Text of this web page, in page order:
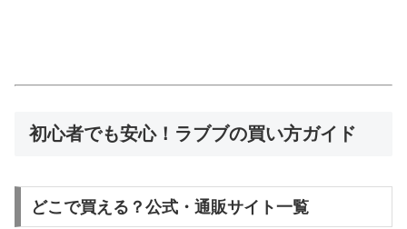
初心者でも安心！ラブブの買い方ガイド
どこで買える？公式・通販サイト一覧